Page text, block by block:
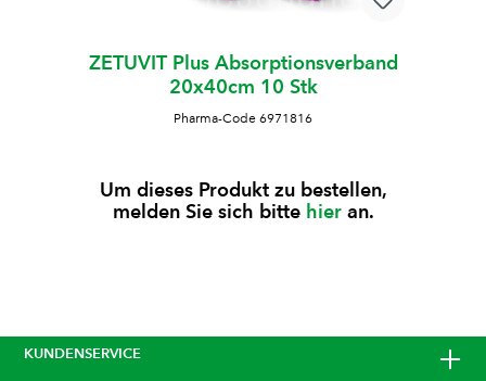
ZETUVIT Plus Absorptionsverband
20x40cm 10 Stk
Pharma-Code 6971816
Um dieses Produkt zu bestellen,
melden Sie sich bitte hieran.
KUNDENSERVICE